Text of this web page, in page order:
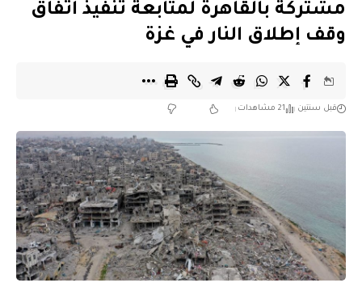
مشتركة بالقاهرة لمتابعة تنفيذ اتفاق
وقف إطلاق النار في غزة
قبل سنتين 21 مشاهدات